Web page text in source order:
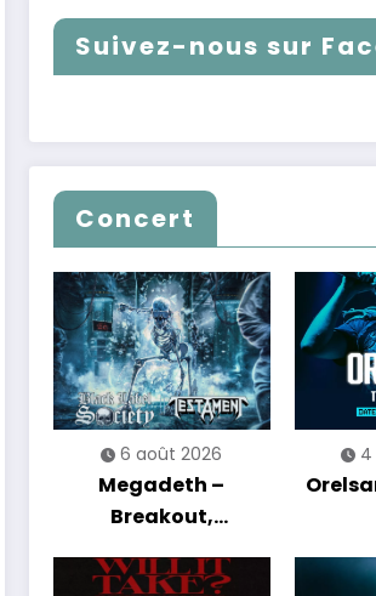
Suivez-nous sur
Concert
6 août 2026
Megadeth –
Breakout,
Nations Europe Tour
4